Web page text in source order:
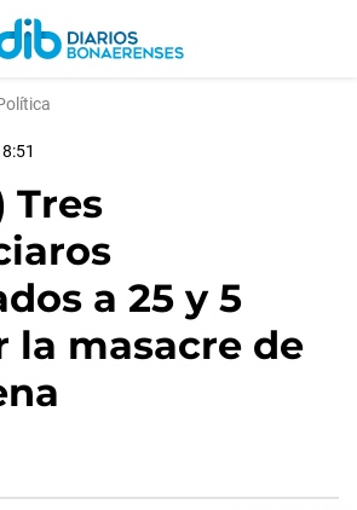
Tres
a 25 y 5
la masacre de